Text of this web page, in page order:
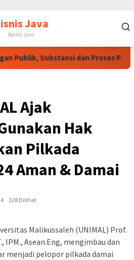
Java
Berita Java
Substansi dan Proses
Ajak
Hak
Pilkada
Aman & Damai
328 Dilihat
Malikussaleh (UNIMAL) Prof.
IPM., Asean.Eng, mengimbau dan
menjadi pelopor pilkada damai